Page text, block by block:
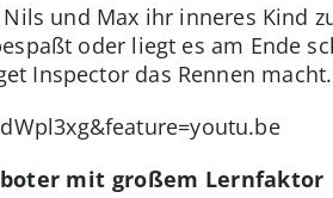
und Max ihr inneres Kind
oder liegt es am Ende
Inspector das Rennen macht.
mit großem Lernfaktor